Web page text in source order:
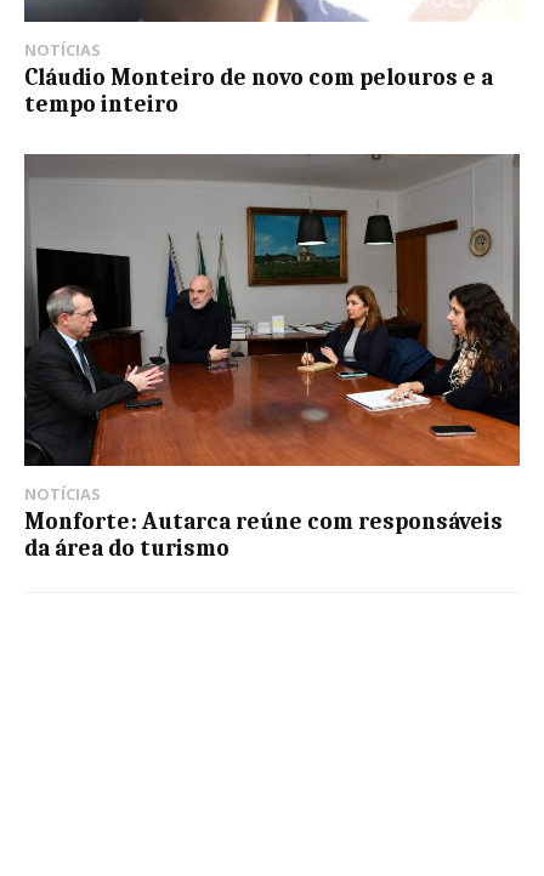
NOTÍCIAS
Cláudio Monteiro de novo com pelouros e a
tempo inteiro
NOTÍCIAS
Monforte: Autarca reúne com responsáveis
da área do turismo